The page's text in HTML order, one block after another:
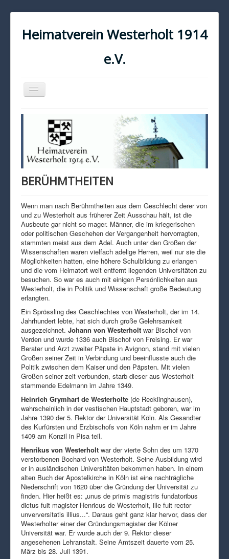
Heimatverein Westerholt 1914
e.V.
Navigation
an/aus
KONTAKT
IMPRESSUM
DATENSCHUTZ
BERÜHMTHEITEN
Wenn man nach Berühmtheiten aus dem Geschlecht derer von
und zu Westerholt aus früherer Zeit Ausschau hält, ist die
Ausbeute gar nicht so mager. Männer, die im kriegerischen
oder politischen Geschehen der Vergangenheit hervorragten,
stammten meist aus dem Adel. Auch unter den Großen der
Wissenschaften waren vielfach adelige Herren, weil nur sie die
Möglichkeiten hatten, eine höhere Schulbildung zu erlangen
und die vom Heimatort weit entfernt liegenden Universitäten zu
besuchen. So war es auch mit einigen Persönlichkeiten aus
Westerholt, die in Politik und Wissenschaft große Bedeutung
erlangten.
Ein Sprössling des Geschlechtes von Westerholt, der im 14.
Jahrhundert lebte, hat sich durch große Gelehrsamkeit
ausgezeichnet. Johann von Westerholt war Bischof von
Verden und wurde 1336 auch Bischof von Freising. Er war
Berater und Arzt zweiter Päpste in Avignon, stand mit vielen
Großen seiner Zeit in Verbindung und beeinflusste auch die
Politik zwischen dem Kaiser und den Päpsten. Mit vielen
Großen seiner zeit verbunden, starb dieser aus Westerholt
stammende Edelmann im Jahre 1349.
Heinrich Grymhart de Westerholte (de Recklinghausen),
wahrscheinlich in der vestischen Hauptstadt geboren, war im
Jahre 1390 der 5. Rektor der Universität Köln. Als Gesandter
des Kurfürsten und Erzbischofs von Köln nahm er im Jahre
1409 am Konzil in Pisa teil.
Henrikus von Westerholt war der vierte Sohn des um 1370
verstorbenen Bochard von Westerholt. Seine Ausbildung wird
er in ausländischen Universitäten bekommen haben. In einem
alten Buch der Apostelkirche in Köln ist eine nachträgliche
Niederschrift von 1620 über die Gründung der Universität zu
finden. Hier heißt es: „unus de primis magistris fundatoribus
dictus fuit magister Henricus de Westerholt, ille fuit rector
unverversitatis illius...“. Daraus geht ganz klar hervor, dass der
Westerholter einer der Gründungsmagister der Kölner
Universität war. Er wurde auch der 9. Rektor dieser
angesehenen Lehranstalt. Seine Amtszeit dauerte vom 25.
März bis 28. Juli 1391.